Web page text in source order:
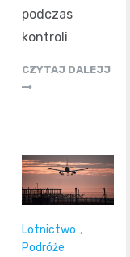
podczas
kontroli
CZYTAJ DALEJJ
Lotnictwo ,
Podróże